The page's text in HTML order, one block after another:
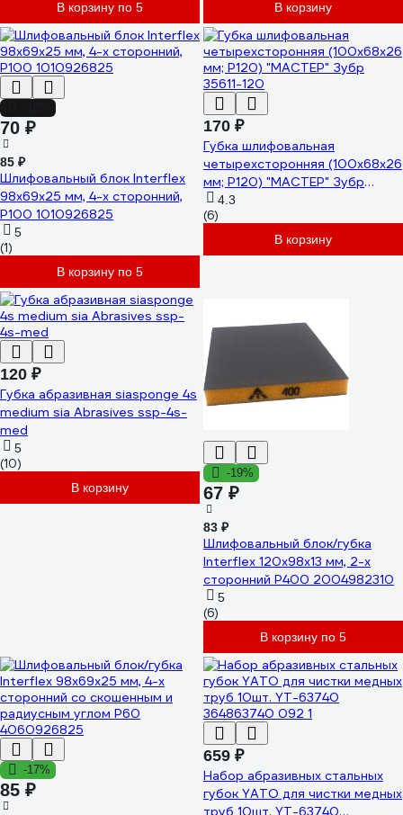
В корзину по 5 В корзину
70 ₽
85 ₽
Шлифовальный блок Interflex
98х69х25 мм, 4-х сторонний,
Р100 1010926825
5
(1)
В корзину по 5
170 ₽
Губка шлифовальная
четырехсторонняя (100х68х26
мм; Р120) "МАСТЕР" Зубр
35611-120
4.3
(6)
В корзину
120 ₽
Губка абразивная siasponge 4s
medium sia Abrasives ssp-4s-
med
5
(10)
В корзину
-19%
67 ₽
83 ₽
Шлифовальный блок/губка
Interflex 120х98х13 мм, 2-х
сторонний Р400 2004982310
5
(6)
В корзину по 5
-17%
85 ₽
659 ₽
Набор абразивных стальных
губок YATO для чистки медных
труб 10шт. YT-63740